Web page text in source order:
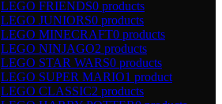
LEGO FRIENDS0 products
LEGO JUNIORS0 products
LEGO MINECRAFT0 products
LEGO NINJAGO2 products
LEGO STAR WARS0 products
LEGO SUPER MARIO1 product
LEGO CLASSIC2 products